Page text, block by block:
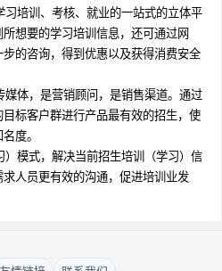
习培训、考核、就业的一站式的立体平
想要的学习培训信息，还可通过网
的咨询，得到优惠以及获得消费安全
媒体，是营销顾问，是销售渠道。通过
标客户群进行产品最有效的招生，使
度。
）模式，解决当前招生培训（学习）信
人员更有效的沟通，促进培训业发